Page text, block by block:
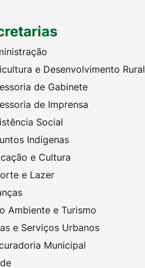
e Desenvolvimento Rural
de Gabinete
de Imprensa
Social
Indígenas
e Cultura
e Lazer
Ambiente e Turismo
e Serviços Urbanos
Municipal